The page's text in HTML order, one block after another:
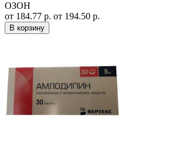
ОЗОН
от 184.77 р. от 194.50 р.
В корзину